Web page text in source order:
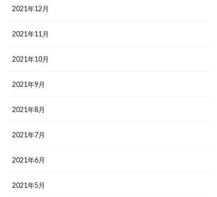
2021年12月
2021年11月
2021年10月
2021年9月
2021年8月
2021年7月
2021年6月
2021年5月